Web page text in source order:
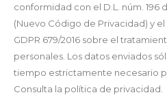
conformidad con el D.L. núm. 196
(Nuevo Código de Privacidad) y
GDPR 679/2016 sobre el
personales. Los datos enviados
tiempo estrictamente necesario
Consulta la política de privacidad.